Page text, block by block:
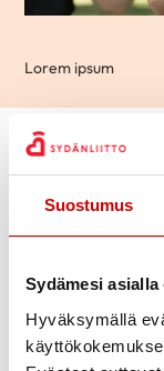
Suostumus
Sydämesi
Hyväksymällä
Lorem ipsum